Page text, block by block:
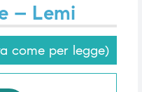
– Lemi
come per legge)